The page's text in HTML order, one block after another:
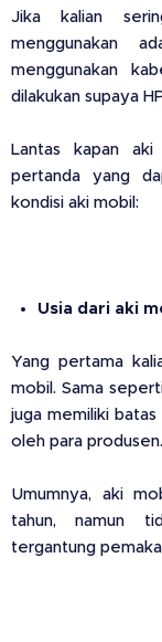
Jika kalian
menggunakan
menggunakan
dilakukan supaya
Lantas kapan
pertanda yang
kondisi aki mobil:
Usia dari aki
Yang pertama
mobil. Sama
juga memiliki
oleh para produsen.
Umumnya, aki
tahun, namun
tergantung